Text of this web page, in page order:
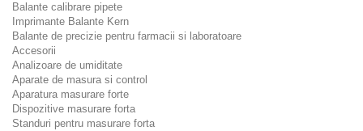
Balante calibrare pipete
Imprimante Balante Kern
Balante de precizie pentru farmacii si laboratoare
Accesorii
Analizoare de umiditate
Aparate de masura si control
Aparatura masurare forte
Dispozitive masurare forta
Standuri pentru masurare forta